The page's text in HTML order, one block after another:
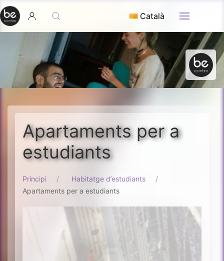
Català
Apartaments per a
estudiants
Principi
Habitatge d’estudiants
Apartaments per a estudiants